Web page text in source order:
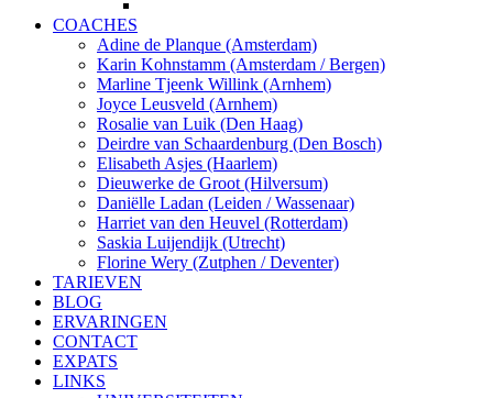
COACHES
Adine de Planque (Amsterdam)
Karin Kohnstamm (Amsterdam / Bergen)
Marline Tjeenk Willink (Arnhem)
Joyce Leusveld (Arnhem)
Rosalie van Luik (Den Haag)
Deirdre van Schaardenburg (Den Bosch)
Elisabeth Asjes (Haarlem)
Dieuwerke de Groot (Hilversum)
Daniëlle Ladan (Leiden / Wassenaar)
Harriet van den Heuvel (Rotterdam)
Saskia Luijendijk (Utrecht)
Florine Wery (Zutphen / Deventer)
TARIEVEN
BLOG
ERVARINGEN
CONTACT
EXPATS
LINKS